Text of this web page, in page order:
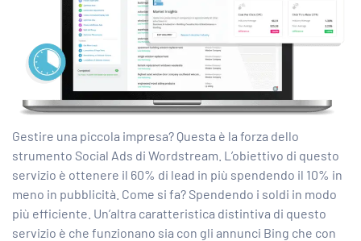
Gestire una piccola impresa? Questa è la forza dello
strumento Social Ads di Wordstream. L’obiettivo di questo
servizio è ottenere il 60% di lead in più spendendo il 10% in
meno in pubblicità. Come si fa? Spendendo i soldi in modo
più efficiente. Un’altra caratteristica distintiva di questo
servizio è che funzionano sia con gli annunci Bing che con